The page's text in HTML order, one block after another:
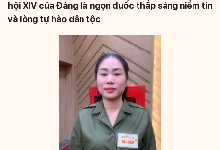
hội XIV của Đảng là ngọn đuốc thắp sáng niềm tin
và lòng tự hào dân tộc